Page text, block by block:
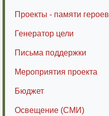
Проекты - памяти героев
Генератор цели
Письма поддержки
Мероприятия проекта
Бюджет
Освещение (СМИ)